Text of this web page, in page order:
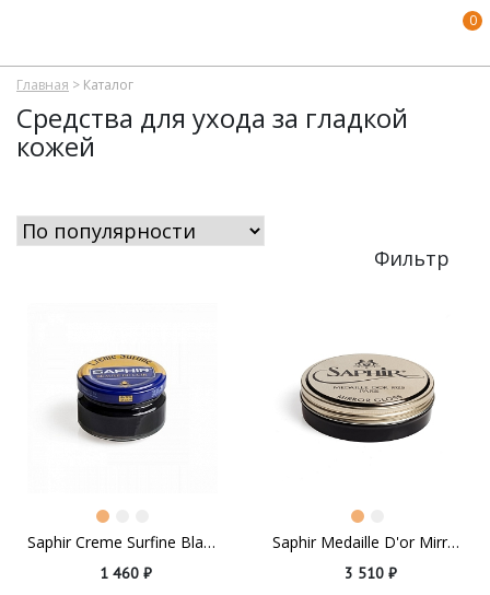
0
Главная > Каталог
Средства для ухода за гладкой
кожей
Фильтр
Saphir Creme Surfine Black
1 460 ₽
Saphir Medaille D'or Mirror Gloss Black
3 510 ₽